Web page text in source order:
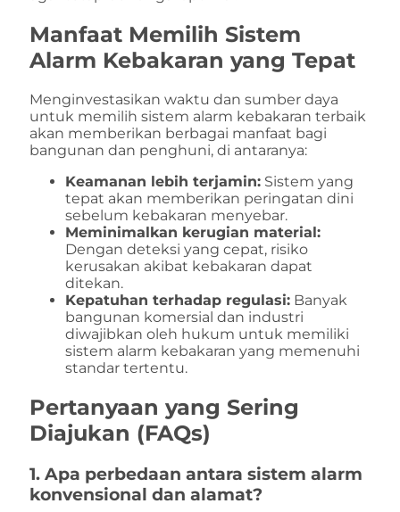
Manfaat Memilih Sistem
Alarm Kebakaran yang Tepat
Menginvestasikan waktu dan sumber daya
untuk memilih sistem alarm kebakaran terbaik
akan memberikan berbagai manfaat bagi
bangunan dan penghuni, di antaranya:
Keamanan lebih terjamin: Sistem yang
tepat akan memberikan peringatan dini
sebelum kebakaran menyebar.
Meminimalkan kerugian material:
Dengan deteksi yang cepat, risiko
kerusakan akibat kebakaran dapat
ditekan.
Kepatuhan terhadap regulasi: Banyak
bangunan komersial dan industri
diwajibkan oleh hukum untuk memiliki
sistem alarm kebakaran yang memenuhi
standar tertentu.
Pertanyaan yang Sering
Diajukan (FAQs)
1. Apa perbedaan antara sistem alarm
konvensional dan alamat?